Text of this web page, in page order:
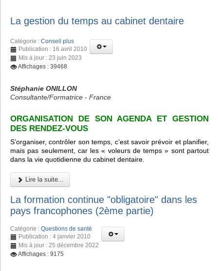
La gestion du temps au cabinet dentaire
Catégorie : Conseil plus
Publication : 16 avril 2010
Mis à jour : 23 juin 2023
Affichages : 39468
Stéphanie ONILLON
Consultante/Formatrice - France
ORGANISATION DE SON AGENDA ET GESTION
DES RENDEZ-VOUS
S’organiser, contrôler son temps, c’est savoir prévoir et planifier,
mais pas seulement, car les « voleurs de temps » sont partout
dans la vie quotidienne du cabinet dentaire.
Lire la suite...
La formation continue "obligatoire" dans les
pays francophones (2ème partie)
Catégorie : Questions de santé
Publication : 4 janvier 2010
Mis à jour : 25 décembre 2022
Affichages : 9175